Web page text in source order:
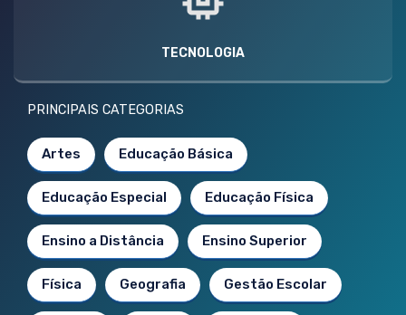
TECNOLOGIA
PRINCIPAIS CATEGORIAS
Artes Educação Básica
Educação Especial Educação Física
Ensino a Distância Ensino Superior
Física Geografia Gestão Escolar